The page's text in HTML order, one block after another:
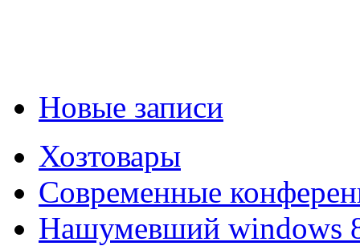
Новые записи
Хозтовары
Современные
Нашумевший windows